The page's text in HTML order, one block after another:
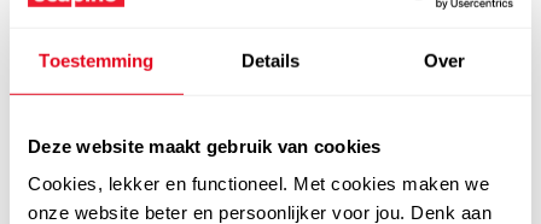
Toestemming Details Over
Deze website maakt gebruik van cookies
Cookies, lekker en functioneel. Met cookies maken we
onze website beter en persoonlijker voor jou. Denk aan